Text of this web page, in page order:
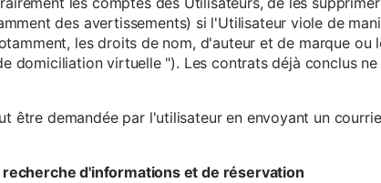
des avertissements) si l'Utilisateur viole de
les droits de nom, d'auteur et de marque ou
domiciliation virtuelle "). Les contrats déjà conclus
être demandée par l'utilisateur en envoyant un
d'informations et de réservation